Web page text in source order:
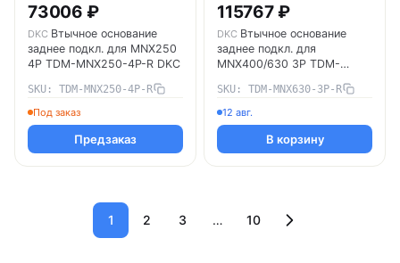
73006 ₽
DKC Втычное основание
заднее подкл. для MNX250
4P TDM-MNX250-4P-R DKC
SKU: TDM-MNX250-4P-R
Под заказ
Предзаказ
115767 ₽
DKC Втычное основание
заднее подкл. для
MNX400/630 3P TDM-
SKU: TDM-MNX630-3P-R
12 авг.
В корзину
1 2 3 … 10